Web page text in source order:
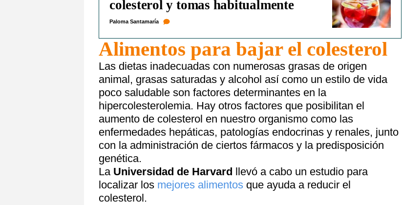
colesterol y tomas habitualmente
Paloma Santamaría
Alimentos para bajar el colesterol
Las dietas inadecuadas con numerosas grasas de origen
animal, grasas saturadas y alcohol así como un estilo de vida
poco saludable son factores determinantes en la
hipercolesterolemia. Hay otros factores que posibilitan el
aumento de colesterol en nuestro organismo como las
enfermedades hepáticas, patologías endocrinas y renales, junto
con la administración de ciertos fármacos y la predisposición
genética.
La Universidad de Harvard
llevó a cabo un estudio para
localizar los mejores alimentos que ayuda a reducir el
colesterol.